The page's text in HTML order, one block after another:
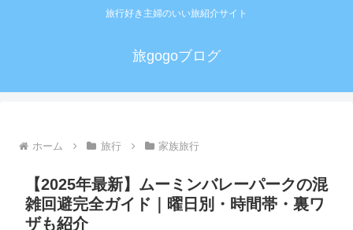
旅行好き主婦のいい旅紹介サイト
旅gogoブログ
ホーム 旅行 家族旅行
【2025年最新】ムーミンバレーパークの混
雑回避完全ガイド｜曜日別・時間帯・裏ワ
ザも紹介